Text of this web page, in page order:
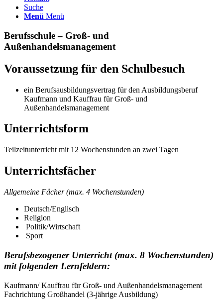
Suche
Menü Menü
Berufsschule – Groß- und
Außenhandelsmanagement
Voraussetzung für den Schulbesuch
ein Berufsausbildungsvertrag für den Ausbildungsberuf
Kaufmann und Kauffrau für Groß- und
Außenhandelsmanagement
Unterrichtsform
Teilzeitunterricht mit 12 Wochenstunden an zwei Tagen
Unterrichtsfächer
Allgemeine Fächer (max. 4 Wochenstunden)
Deutsch/Englisch
Religion
Politik/Wirtschaft
Sport
Berufsbezogener Unterricht (max. 8 Wochenstunden)
mit folgenden Lernfeldern:
Kaufmann/ Kauffrau für Groß- und Außenhandelsmanagement
Fachrichtung Großhandel (3-jährige Ausbildung)